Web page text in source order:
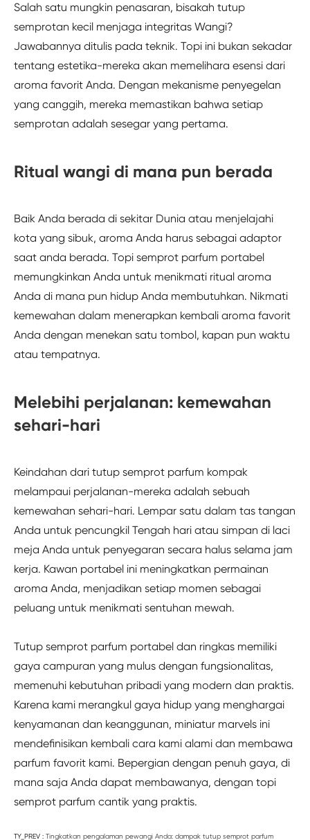
Salah satu mungkin penasaran, bisakah tutup
semprotan kecil menjaga integritas Wangi?
Jawabannya ditulis pada teknik. Topi ini bukan sekadar
tentang estetika-mereka akan memelihara esensi dari
aroma favorit Anda. Dengan mekanisme penyegelan
yang canggih, mereka memastikan bahwa setiap
semprotan adalah sesegar yang pertama.
Ritual wangi di mana pun berada
Baik Anda berada di sekitar Dunia atau menjelajahi
kota yang sibuk, aroma Anda harus sebagai adaptor
saat anda berada. Topi semprot parfum portabel
memungkinkan Anda untuk menikmati ritual aroma
Anda di mana pun hidup Anda membutuhkan. Nikmati
kemewahan dalam menerapkan kembali aroma favorit
Anda dengan menekan satu tombol, kapan pun waktu
atau tempatnya.
Melebihi perjalanan: kemewahan
sehari-hari
Keindahan dari tutup semprot parfum kompak
melampaui perjalanan-mereka adalah sebuah
kemewahan sehari-hari. Lempar satu dalam tas tangan
Anda untuk pencungkil Tengah hari atau simpan di laci
meja Anda untuk penyegaran secara halus selama jam
kerja. Kawan portabel ini meningkatkan permainan
aroma Anda, menjadikan setiap momen sebagai
peluang untuk menikmati sentuhan mewah.
Tutup semprot parfum portabel dan ringkas memiliki
gaya campuran yang mulus dengan fungsionalitas,
memenuhi kebutuhan pribadi yang modern dan praktis.
Karena kami merangkul gaya hidup yang menghargai
kenyamanan dan keanggunan, miniatur marvels ini
mendefinisikan kembali cara kami alami dan membawa
parfum favorit kami. Bepergian dengan penuh gaya, di
mana saja Anda dapat membawanya, dengan topi
semprot parfum cantik yang praktis.
TY_PREV : Tingkatkan pengalaman pewangi Anda: dampak tutup semprot parfum